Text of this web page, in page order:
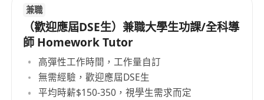
兼職
（歡迎應屆DSE生）兼職大學生功課/全科導
師 Homework Tutor
高彈性工作時間，工作量自訂
無需經驗，歡迎應屆DSE生
平均時薪$150-350，視學生需求而定